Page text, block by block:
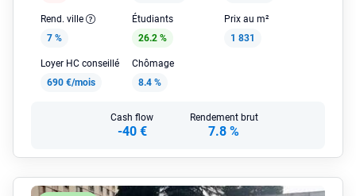
Rend. ville
7 %
Étudiants
26.2 %
Prix au m²
1 831
Loyer HC conseillé
690 €/mois
Chômage
8.4 %
Cash flow
-40 €
Rendement brut
7.8 %